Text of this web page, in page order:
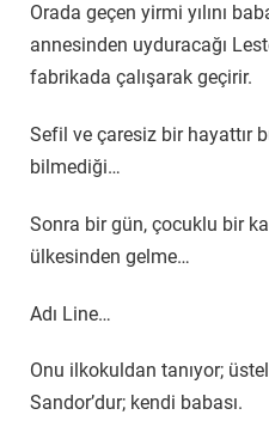
Orada geçen yirmi yılını
annesinden uyduracağı
fabrikada çalışarak geçirir.
Sefil ve çaresiz bir hayattır
bilmediği…
Sonra bir gün, çocuklu bir
ülkesinden gelme…
Adı Line…
Onu ilkokuldan tanıyor;
Sandor’dur; kendi babası.